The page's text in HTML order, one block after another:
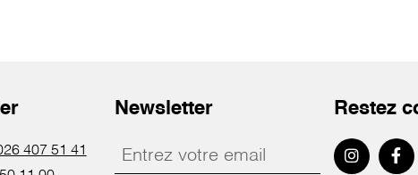
407 51 41
Newsletter Restez